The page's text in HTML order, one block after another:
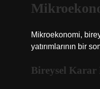
Mikroekonomi,
yatırımlarının bir
Bireysel Karar